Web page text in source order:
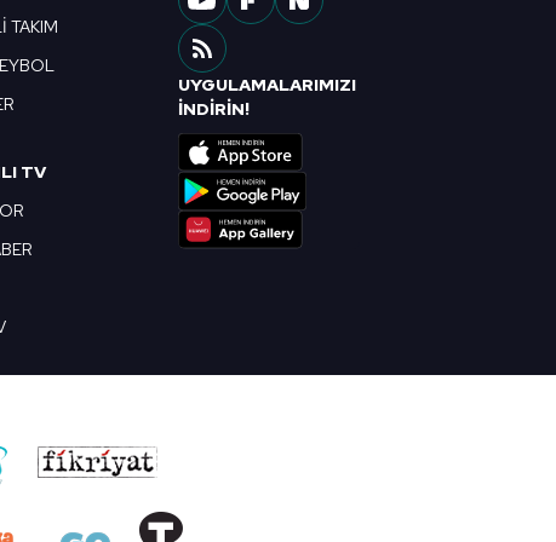
TAKIM
TV
UYGULAMALARIMIZI
İNDİRİN!